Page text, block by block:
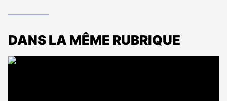
DANS LA MÊME RUBRIQUE